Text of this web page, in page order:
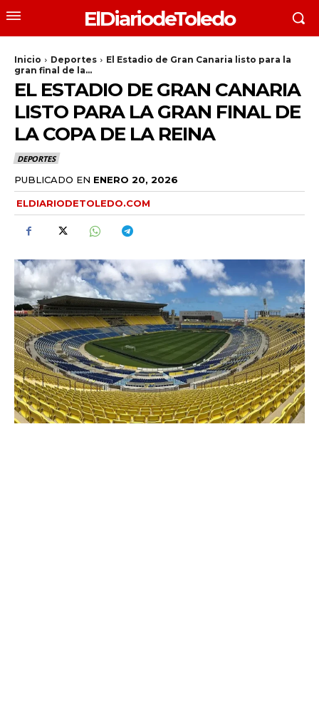
ElDiariodeToledo
Inicio Deportes
El Estadio de Gran Canaria listo para la
gran final de la...
EL ESTADIO DE GRAN CANARIA
LISTO PARA LA GRAN FINAL DE
LA COPA DE LA REINA
DEPORTES
PUBLICADO EN ENERO 20, 2026
ELDIARIODETOLEDO.COM